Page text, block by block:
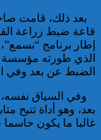
إحباط مخطط إرهابي
بتكليف وتحريض
بارز في تنظيم
الساحل الإفريقي
بعد ذلك، قامت
الذي طورته مؤسسة
الضبط عن بعد وفي
وفي السياق
بعد، وهو أداة تتيح
غالبا ما يكون